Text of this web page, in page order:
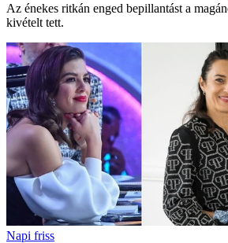
Az énekes ritkán enged bepillantást a
kivételt tett.
Napi friss